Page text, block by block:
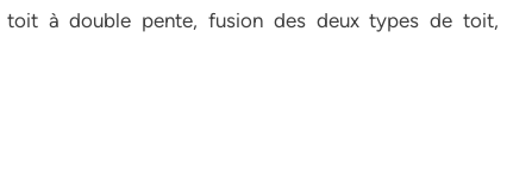
à double pente, fusion des deux types de toit,